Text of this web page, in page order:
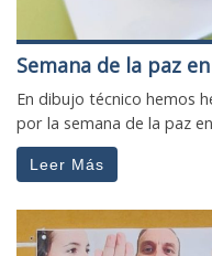
Semana de la paz
En dibujo técnico hemos
por la semana de la paz en
Leer Más